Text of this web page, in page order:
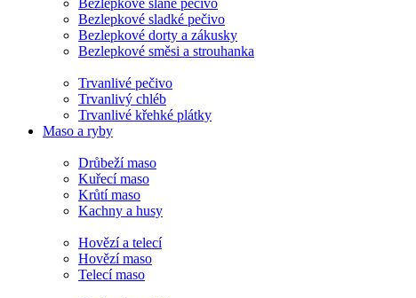
Bezlepkové slané pečivo
Bezlepkové sladké pečivo
Bezlepkové dorty a zákusky
Bezlepkové směsi a strouhanka
Trvanlivé pečivo
Trvanlivý chléb
Trvanlivé křehké plátky
Maso a ryby
Drůbeží maso
Kuřecí maso
Krůtí maso
Kachny a husy
Hovězí a telecí
Hovězí maso
Telecí maso